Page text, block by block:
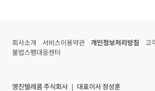
회사소개 서비스이용약관 개인정보처리방침 고
불법스팸대응센터
영진텔레콤 주식회사 ｜ 대표이사 정성훈